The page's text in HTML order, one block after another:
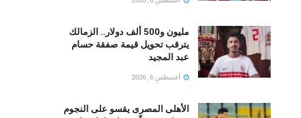
مليون و500 ألف دولار.. الزمالك
يترقب تحويل قيمة صفقة حسام
عبد المجيد
أغسطس 6, 2026
الأهلى المصرى يقسو على النجوم